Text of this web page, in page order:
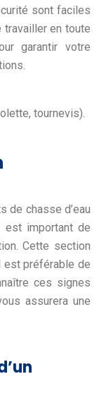
sont faciles
en toute
garantir votre
tournevis).
de chasse d’eau
est important de
Cette section
est préférable de
ces signes
assurera une